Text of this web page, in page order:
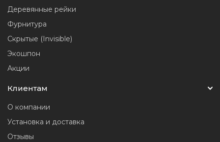
Деревянные рейки
Фурнитура
Скрытые (Invisible)
Экошпон
Акции
Клиентам
О компании
Установка и доставка
Отзывы